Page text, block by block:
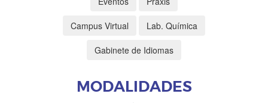
MODALIDADES